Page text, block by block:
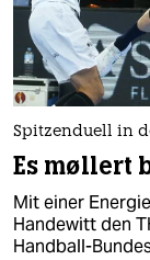
nord
wahrheit
verlag
verlag
veranstaltungen
Spitzenduell in
Es møllert
Mit einer
Handewitt den
Handball-